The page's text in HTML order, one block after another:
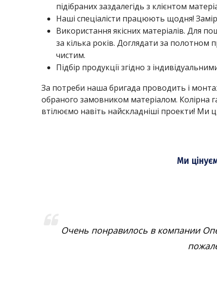
підібраних заздалегідь з клієнтом
Наші спеціалісти працюють щодня!
Використання якісних матеріалів. Для
за кілька років. Доглядати за
чистим.
Підбір продукції згідно з
За потреби наша бригада проводить і
обраного замовником матеріалом. Колірна
втілюємо навіть найскладніші проекти! Ми
Ми
Очень понравилось в компании